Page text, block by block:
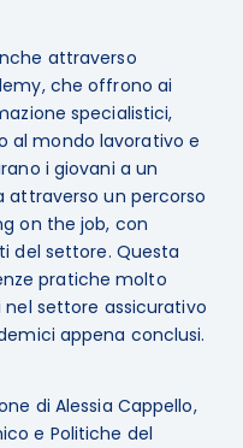
attraverso
che offrono ai
specialistici,
al mondo lavorativo e
i giovani a un
attraverso un percorso
on the job, con
del settore. Questa
pratiche molto
settore assicurativo
appena conclusi.
di Alessia Cappello,
e Politiche del